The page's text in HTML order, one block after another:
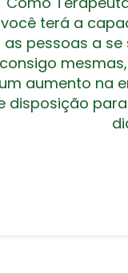
você terá a
as pessoas a
consigo
um aumento na
disposição